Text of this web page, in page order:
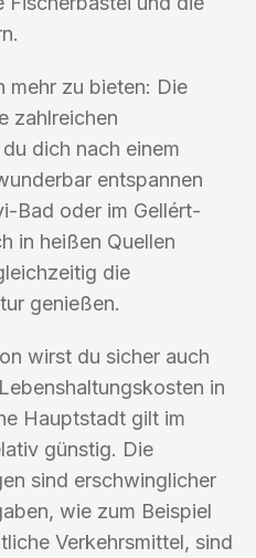
mehr zu bieten: Die
zahlreichen
dich nach einem
entspannen
Bad oder im Gellért-
in heißen Quellen
die
genießen.
wirst du sicher auch
in
Hauptstadt gilt im
günstig. Die
sind erschwinglicher
wie zum Beispiel
Verkehrsmittel, sind